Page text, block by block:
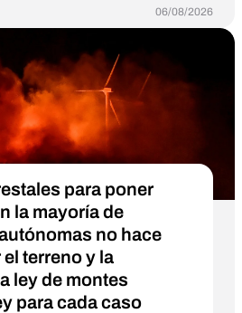
06/08/2026
para poner
la mayoría de
no hace
terreno y la
ley de montes
para cada caso